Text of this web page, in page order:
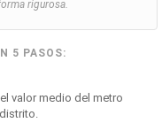
rigurosa.
5 PASOS: